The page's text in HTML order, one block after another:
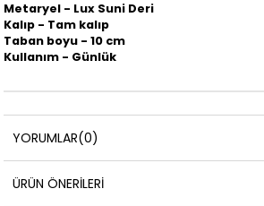
Metaryel - Lux Suni Deri
Kalıp - Tam kalıp
Taban boyu - 10 cm
Kullanım - Günlük
YORUMLAR(0)
ÜRÜN ÖNERILERI